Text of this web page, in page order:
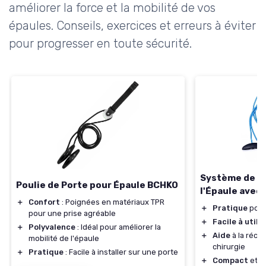
améliorer la force et la mobilité de vos
épaules. Conseils, exercices et erreurs à éviter
pour progresser en toute sécurité.
Poulie de Porte pour Épaule BCHKO
＋ Confort : Poignées en matériaux TPR
pour une prise agréable
＋
Polyvalence : Idéal pour améliorer la
mobilité de l'épaule
＋
Pratique : Facile à installer sur une porte
Système de
l'Épaule avec
＋ Pratique
＋
Facile à
＋
Aide à la
chirurgie
＋
Compact et